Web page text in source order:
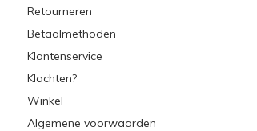
Retourneren
Betaalmethoden
Klantenservice
Klachten?
Winkel
Algemene voorwaarden